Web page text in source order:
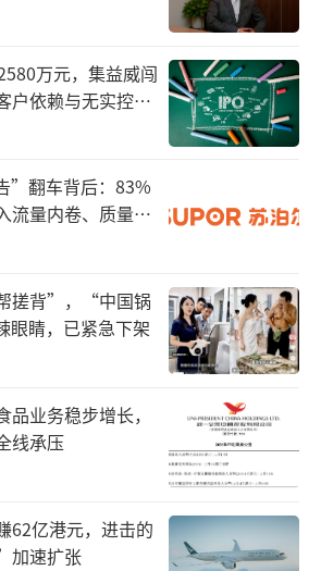
”涉及的药品市场规模。
网上药店销售759亿元）。公
售药品2167亿元（包括乡镇
。民营医疗机构售药2718亿
2123亿元（2021年数据））。
共涉及药品市场规模10625亿
的销售额还要大些。（详见下
万元，集益威闯
户依赖与无实控人
”翻车背后：83%
流量内卷、质量频
搓背”，“中国锅
睛，已紧急下架
业务稳步增长，
线承压
62亿港元，进击的
加速扩张